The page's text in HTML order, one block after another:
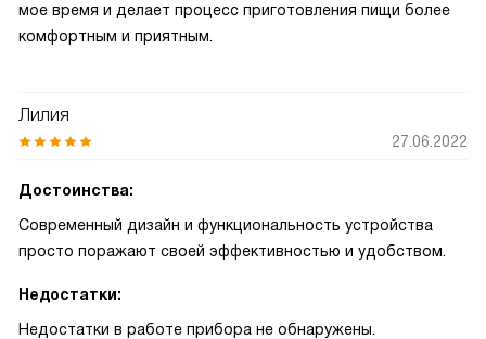
мое время и делает процесс приготовления пищи более
комфортным и приятным.
Лилия
27.06.2022
Достоинства:
Современный дизайн и функциональность устройства
просто поражают своей эффективностью и удобством.
Недостатки:
Недостатки в работе прибора не обнаружены.